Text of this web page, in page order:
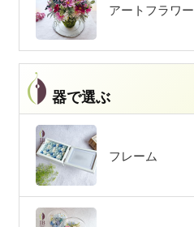
アートフラワー
器で選ぶ
フレーム